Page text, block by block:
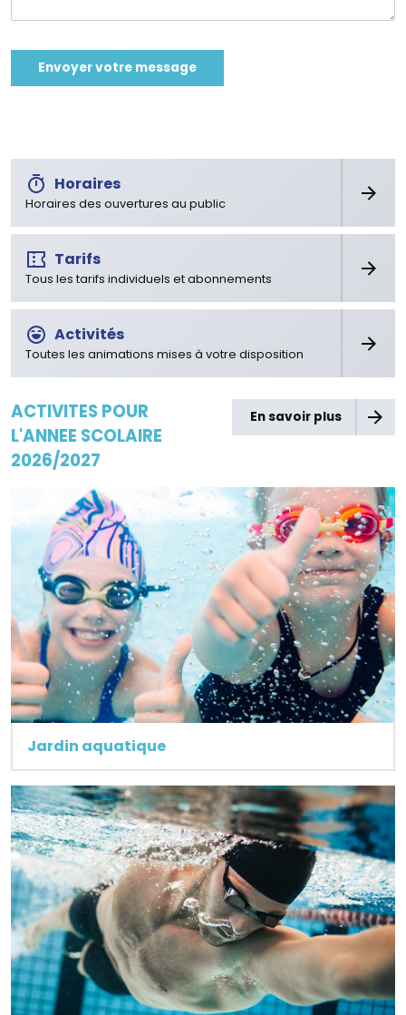
Horaires
Horaires des ouvertures au public
Tarifs
Tous les tarifs individuels et abonnements
Activités
Toutes les animations mises à votre disposition
ACTIVITES POUR
L'ANNEE SCOLAIRE
2026/2027
En savoir plus
Jardin aquatique